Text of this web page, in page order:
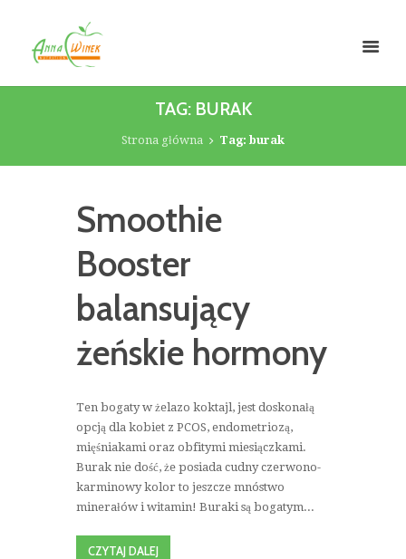
TAG: BURAK
Strona główna Tag: burak
Smoothie
Booster
balansujący
żeńskie hormony
Ten bogaty w żelazo koktajl, jest doskonałą
opcją dla kobiet z PCOS, endometriozą,
mięśniakami oraz obfitymi miesiączkami.
Burak nie dość, że posiada cudny czerwono-
karminowy kolor to jeszcze mnóstwo
minerałów i witamin! Buraki są bogatym...
CZYTAJ DALEJ